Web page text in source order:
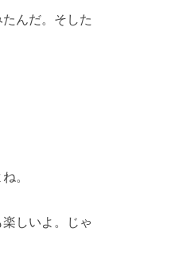
んだ。そした
。
しいよ。じゃ